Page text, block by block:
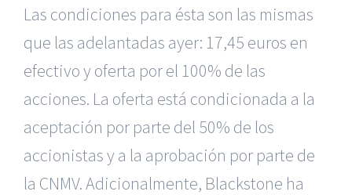
Las condiciones para ésta son las mismas
que las adelantadas ayer: 17,45 euros en
efectivo y oferta por el 100% de las
acciones. La oferta está condicionada a la
aceptación por parte del 50% de los
accionistas y a la aprobación por parte de
la CNMV. Adicionalmente, Blackstone ha